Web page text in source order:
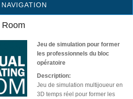
NAVIGATION
Jeu de simulation pour former
les professionnels du bloc
opératoire
Description:
Jeu de simulation multijoueur en
3D temps réel pour former les